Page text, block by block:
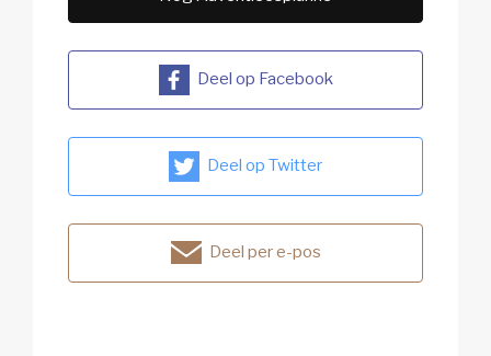
Deel op Facebook
Deel op Twitter
Deel per e-pos